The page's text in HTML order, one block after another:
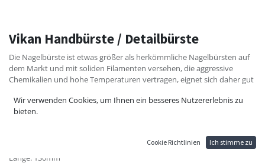
Vikan Handbürste / Detailbürste
Die Nagelbürste ist etwas größer als herkömmliche Nagelbürsten auf
dem Markt und mit soliden Filamenten versehen, die aggressive
Chemikalien und hohe Temperaturen vertragen, eignet sich daher gut
zum Aufhängen am Einsatzort.
Länge: 130mm
Wir verwenden Cookies, um Ihnen ein besseres Nutzererlebnis zu
bieten.
Cookie Richtlinien Ich stimme zu